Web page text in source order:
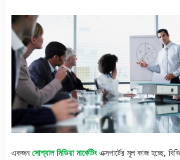
একজনসোশ্যাল মিডিয়া মার্কেটিংএক্সপার্টের মূল কাজ হচ্ছে,